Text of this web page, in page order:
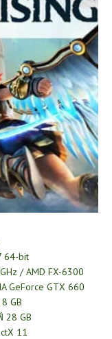
64-bit
/ AMD FX-6300
GeForce GTX 660
GB
28 GB
11